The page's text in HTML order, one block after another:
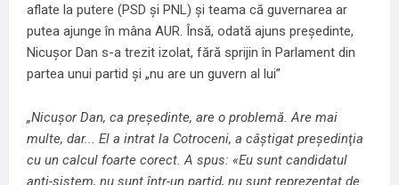
aflate la putere (PSD şi PNL) şi teama că guvernarea ar
putea ajunge în mâna AUR. Însă, odată ajuns președinte,
Nicuşor Dan s-a trezit izolat, fără sprijin în Parlament din
partea unui partid şi „nu are un guvern al lui”
„Nicuşor Dan, ca preşedinte, are o problemă. Are mai
multe, dar... El a intrat la Cotroceni, a câştigat preşedinţia
cu un calcul foarte corect. A spus: «Eu sunt candidatul
anti-sistem, nu sunt într-un partid, nu sunt reprezentat de